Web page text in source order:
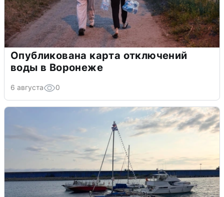
Опубликована карта отключений
воды в Воронеже
6 августа 0